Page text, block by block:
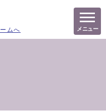
ムへ メニュー